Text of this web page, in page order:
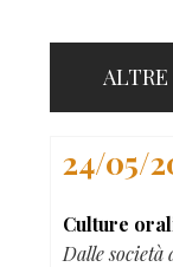
24/05/
Culture
Dalle società